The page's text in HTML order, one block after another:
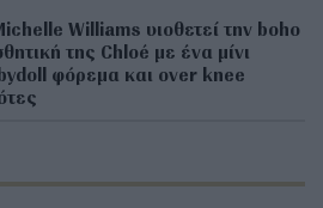
Williams υιοθετεί την boho
της Chloé με ένα μίνι
φόρεμα και over knee